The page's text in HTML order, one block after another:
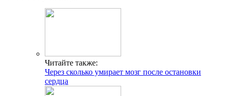
Читайте также:
Через сколько умирает мозг после остановки
сердца